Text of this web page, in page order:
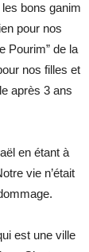
bons ganim
pour nos
Pourim” de la
nos filles et
après 3 ans
en étant à
vie n’était
est une ville